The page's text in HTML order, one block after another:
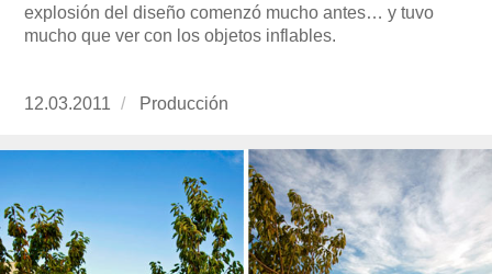
explosión del diseño comenzó mucho antes… y tuvo
mucho que ver con los objetos inflables.
Publicado
12.03.2011 https://www.experimenta.es/author/
Producción